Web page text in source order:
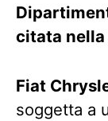
citata
Fiat
soggetta a